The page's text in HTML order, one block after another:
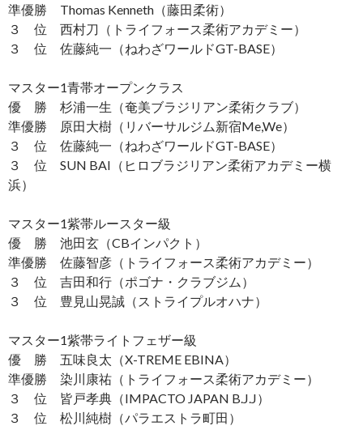
準優勝 Thomas Kenneth（藤田柔術）
３ 位 西村刀（トライフォース柔術アカデミー）
３ 位 佐藤純一（ねわざワールドGT-BASE）
マスター1青帯オープンクラス
優 勝 杉浦一生（奄美ブラジリアン柔術クラブ）
準優勝 原田大樹（リバーサルジム新宿Me,We）
３ 位 佐藤純一（ねわざワールドGT-BASE）
３ 位 SUN BAI（ヒロブラジリアン柔術アカデミー横
浜）
マスター1紫帯ルースター級
優 勝 池田玄（CBインパクト）
準優勝 佐藤智彦（トライフォース柔術アカデミー）
３ 位 吉田和行（ポゴナ・クラブジム）
３ 位 豊見山晃誠（ストライプルオハナ）
マスター1紫帯ライトフェザー級
優 勝 五味良太（X-TREME EBINA）
準優勝 染川康祐（トライフォース柔術アカデミー）
３ 位 皆戸孝典（IMPACTO JAPAN B.J.J）
３ 位 松川純樹（パラエストラ町田）